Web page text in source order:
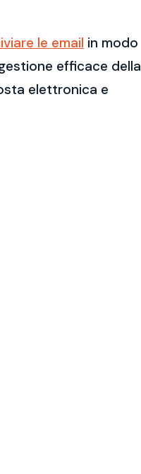
le email in modo
efficace della
elettronica e